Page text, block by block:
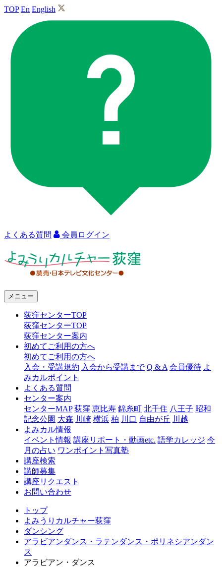
TOP En English
よくある質問 会員ログイン
ャ
窪
メニュー
荻窪センターTOP
荻窪センターTOP
荻窪センター案内
初めてご利用の方へ
初めてご利用の方へ
入会・受講規約 入会から受講まで Q & A 会員優待 よ
みカルポイント
よくある質問
センター案内
センターMAP 荻窪 恵比寿 錦糸町 北千住 八王子 昭和
記念公園 大森 川崎 横浜 柏 川口 自由が丘 川越
よみカル情報
イベント情報 講座リポート・動画etc. 語学カレッジ 今
月の占い ワンポイント写真塾
講座検索
講師募集
講座リクエスト
お問い合わせ
トップ
よみうりカルチャー荻窪
ダンシング
アラビアンダンス・ラテンダンス・ポリネシアンダン
ス
アラビアン・ダンス